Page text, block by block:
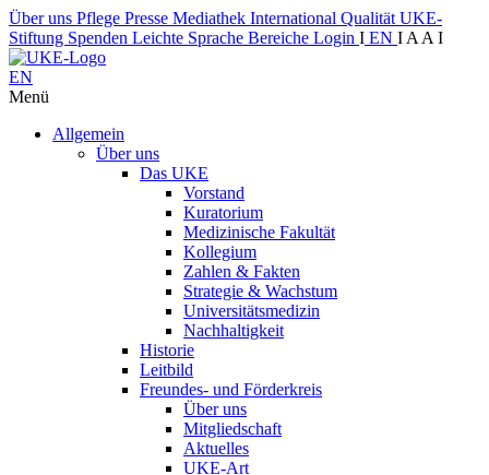
Über uns Pflege Presse Mediathek International Qualität UKE-
Stiftung Spenden Leichte Sprache Bereiche Login I EN I A A I
EN
Menü
Allgemein
Über uns
Das UKE
Vorstand
Kuratorium
Medizinische Fakultät
Kollegium
Zahlen & Fakten
Strategie & Wachstum
Universitätsmedizin
Nachhaltigkeit
Historie
Leitbild
Freundes- und Förderkreis
Über uns
Mitgliedschaft
Aktuelles
UKE-Art